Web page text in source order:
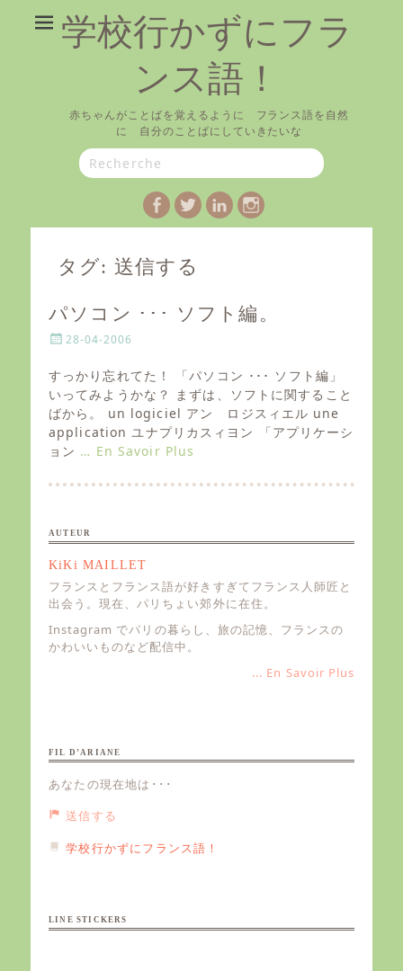
学校行かずにフラ
ンス語！
赤ちゃんがことばを覚えるように フランス語を自然
に 自分のことばにしていきたいな
Search
for:
Facebook
TwitterLinkedIn
Instagram
タグ: 送信する
パソコン ･･･ ソフト編。
P
s
t
e
d
o
n
28-04-2006
すっかり忘れてた！ 「パソコン ･･･ ソフト編」
いってみようかな？ まずは、ソフトに関すること
ばから。 un logiciel アン ロジスィエル une
application ユナプリカスィヨン 「アプリケーシ
ョン … En Savoir Plus
AUTEUR
KiKi MAILLET
フランスとフランス語が好きすぎてフランス人師匠と
出会う。現在、パリちょい郊外に在住。
Instagram でパリの暮らし、旅の記憶、フランスの
かわいいものなど配信中。
... En Savoir Plus
FIL D’ARIANE
あなたの現在地は･･･
送信する
学校行かずにフランス語！
LINE STICKERS